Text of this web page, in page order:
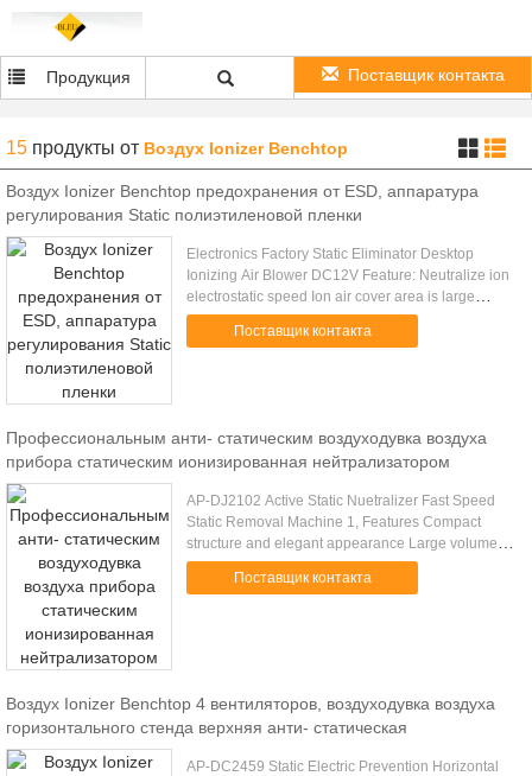
Продукция Поставщик контакта
15 продукты от Воздух Ionizer Benchtop
Воздух Ionizer Benchtop предохранения от ESD, аппаратура
регулирования Static полиэтиленовой пленки
Electronics Factory Static Eliminator Desktop
Ionizing Air Blower DC12V Feature: Neutralize ion
electrostatic speed Ion air cover area is large
Variable speed fan with wide range of air flow
Have special ion .....
Поставщик контакта
Профессиональным анти- статическим воздуходувка воздуха
прибора статическим ионизированная нейтрализатором
AP-DJ2102 Active Static Nuetralizer Fast Speed
Static Removal Machine 1, Features Compact
structure and elegant appearance Large volume of
ion generating and fast speed of static removing
High, medium and low ....
Поставщик контакта
Воздух Ionizer Benchtop 4 вентиляторов, воздуходувка воздуха
горизонтального стенда верхняя анти- статическая
AP-DC2459 Static Electric Prevention Horizontal